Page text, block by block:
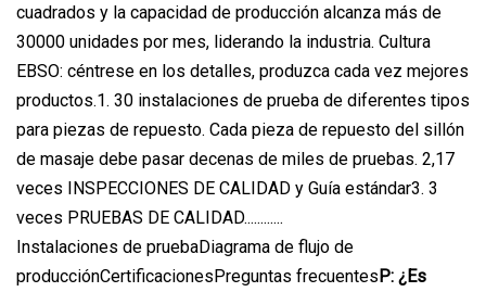
cuadrados y la capacidad de producción alcanza más de
30000 unidades por mes, liderando la industria. Cultura
EBSO: céntrese en los detalles, produzca cada vez mejores
productos.1. 30 instalaciones de prueba de diferentes tipos
para piezas de repuesto. Cada pieza de repuesto del sillón
de masaje debe pasar decenas de miles de pruebas. 2,17
veces INSPECCIONES DE CALIDAD y Guía estándar3. 3
veces PRUEBAS DE CALIDAD............
Instalaciones de pruebaDiagrama de flujo de
producciónCertificacionesPreguntas frecuentesP: ¿Es